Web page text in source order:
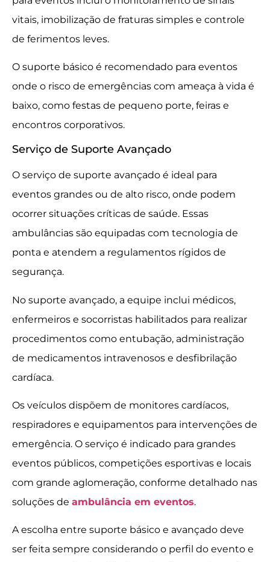
vitais, imobilização de fraturas simples e controle
de ferimentos leves.
O suporte básico é recomendado para eventos
onde o risco de emergências com ameaça à vida é
baixo, como festas de pequeno porte, feiras e
encontros corporativos.
Serviço de Suporte Avançado
O serviço de suporte avançado é ideal para
eventos grandes ou de alto risco, onde podem
ocorrer situações críticas de saúde. Essas
ambulâncias são equipadas com tecnologia de
ponta e atendem a regulamentos rígidos de
segurança.
No suporte avançado, a equipe inclui médicos,
enfermeiros e socorristas habilitados para realizar
procedimentos como entubação, administração
de medicamentos intravenosos e desfibrilação
cardíaca.
Os veículos dispõem de monitores cardíacos,
respiradores e equipamentos para intervenções de
emergência. O serviço é indicado para grandes
eventos públicos, competições esportivas e locais
com grande aglomeração, conforme detalhado nas
soluções de ambulância em eventos.
A escolha entre suporte básico e avançado deve
ser feita sempre considerando o perfil do evento e